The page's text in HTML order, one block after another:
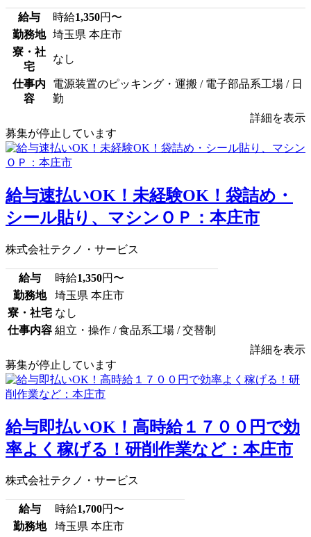
給与 時給1,350円〜
勤務地
埼玉県 本庄市
寮・社
宅
なし
仕事内
容
電源装置のピッキング・運搬 / 電子部品系工場 / 日
勤
詳細を表示
募集が停止しています
給与速払いOK！未経験OK！袋詰め・
シール貼り、マシンＯＰ：本庄市
株式会社テクノ・サービス
給与 時給1,350円〜
勤務地
埼玉県 本庄市
寮・社宅 なし
仕事内容 組立・操作 / 食品系工場 / 交替制
詳細を表示
募集が停止しています
給与即払いOK！高時給１７００円で効
率よく稼げる！研削作業など：本庄市
株式会社テクノ・サービス
給与 時給1,700円〜
勤務地
埼玉県 本庄市